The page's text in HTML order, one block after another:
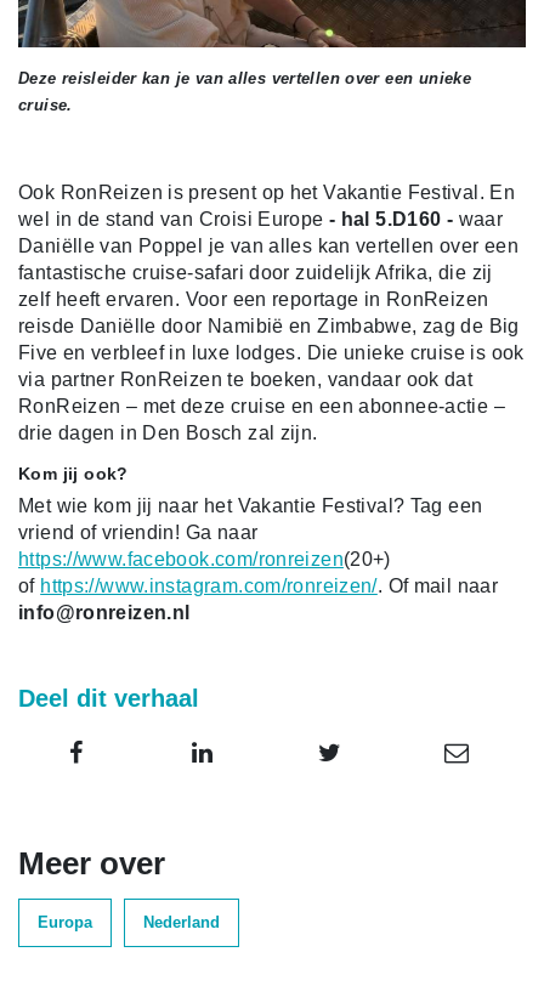
Deze reisleider kan je van alles vertellen over een unieke
cruise.
Ook RonReizen is present op het Vakantie Festival. En
wel in de stand van Croisi Europe - hal 5.D160 - waar
Daniëlle van Poppel je van alles kan vertellen over een
fantastische cruise-safari door zuidelijk Afrika, die zij
zelf heeft ervaren. Voor een reportage in RonReizen
reisde Daniëlle door Namibië en Zimbabwe, zag de Big
Five en verbleef in luxe lodges. Die unieke cruise is ook
via partner RonReizen te boeken, vandaar ook dat
RonReizen – met deze cruise en een abonnee-actie –
drie dagen in Den Bosch zal zijn.
Kom jij ook?
Met wie kom jij naar het Vakantie Festival? Tag een
vriend of vriendin! Ga naar
https://www.facebook.com/ronreizen(20+)
of https://www.instagram.com/ronreizen/. Of mail naar
info@ronreizen.nl
Deel dit verhaal
Meer over
Europa Nederland